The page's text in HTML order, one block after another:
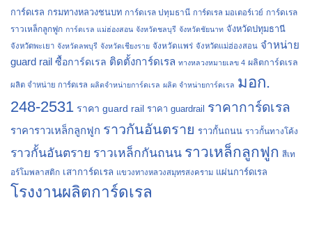
การ์ดเรล กรมทางหลวงชนบท การ์ดเรล ปทุมธานี การ์ดเรล มอเตอร์เวย์ การ์ดเรล
ราวเหล็กลูกฟูก การ์ดเรล แม่ฮ่องสอน จังหวัดชลบุรี จังหวัดชัยนาท จังหวัดปทุมธานี
จังหวัดพะเยา จังหวัดลพบุรี จังหวัดเชียงราย จังหวัดแพร่ จังหวัดแม่ฮ่องสอน จำหน่าย
guard rail ซื้อการ์ดเรล ติดตั้งการ์ดเรล ทางหลวงหมายเลข 4 ผลิตการ์ดเรล
ผลิต จำหน่าย การ์ดเรล ผลิตจำหน่ายการ์ดเรล ผลิต จำหน่ายการ์ดเรล มอก.
248-2531 ราคา guard rail ราคา guardrail ราคาการ์ดเรล
ราคาราวเหล็กลูกฟูก ราวกันอันตราย ราวกั้นถนน ราวกั้นทางโค้ง
ราวกั้นอันตราย ราวเหล็กกันถนน ราวเหล็กลูกฟูก สีเท
อร์โมพลาสติก เสาการ์ดเรล แขวงทางหลวงสมุทรสงคราม แผ่นการ์ดเรล
โรงงานผลิตการ์ดเรล